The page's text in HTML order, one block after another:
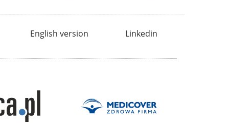
English version Linkedin